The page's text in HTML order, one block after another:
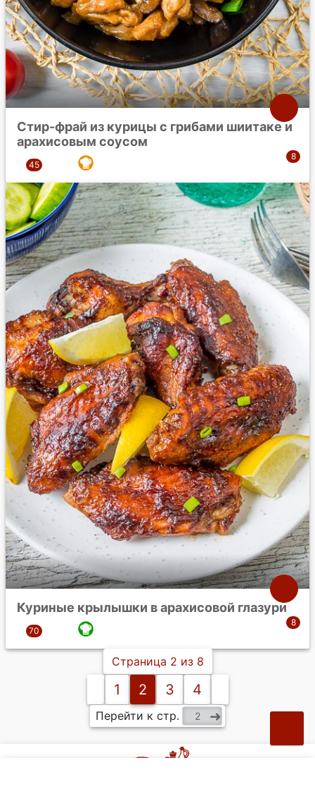
Стир-фрай из курицы с грибами шиитаке и
арахисовым соусом
Куриные крылышки в арахисовой глазури
Страница 2 из 8
1 2 3 4
Перейти к стр.